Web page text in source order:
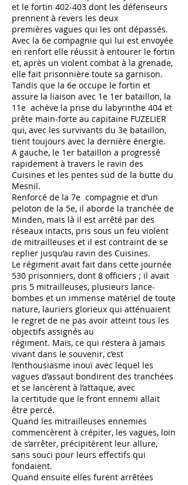
et le fortin 402-403 dont les défenseurs
prennent à revers les deux
premières vagues qui les ont dépassés.
Avec la 6e compagnie qui lui est envoyée
en renfort elle réussit à entourer le fortin
et, après un violent combat à la grenade,
elle fait prisonnière toute sa garnison.
Tandis que la 6e occupe le fortin et
assure la liaison avec 1e 1er bataillon, la
11e achève la prise du labyrinthe 404 et
prête main-forte au capitaine FUZELIER
qui, avec les survivants du 3e bataillon,
tient toujours avec la dernière énergie.
A gauche, le 1er bataillon a progressé
rapidement à travers le ravin des
Cuisines et les pentes sud de la butte du
Mesnil.
Renforcé de la 7e compagnie et d’un
peloton de la 5e, il aborde la tranchée de
Minden, mais là il est arrêté par des
réseaux intacts, pris sous un feu violent
de mitrailleuses et il est contraint de se
replier jusqu’au ravin des Cuisines.
Le régiment avait fait dans cette journée
530 prisonniers, dont 8 officiers ; il avait
pris 5 mitrailleuses, plusieurs lance-
bombes et un immense matériel de toute
nature, lauriers glorieux qui atténuaient
le regret de ne pas avoir atteint tous les
objectifs assignés au
régiment. Mais, ce qui restera à jamais
vivant dans le souvenir, c’est
l’enthousiasme inouï avec lequel les
vagues d’assaut bondirent des tranchées
et se lancèrent à l’attaque, avec
la certitude que le front ennemi allait
être percé.
Quand les mitrailleuses ennemies
commencèrent à crépiter, les vagues, loin
de s’arrêter, précipitèrent leur allure,
sans souci pour leurs effectifs qui
fondaient.
Quand ensuite elles furent arrêtées